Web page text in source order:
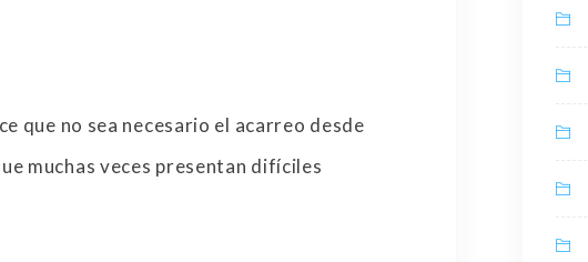
que no sea necesario el acarreo desde
muchas veces presentan difíciles